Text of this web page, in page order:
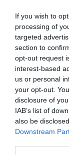
If you wish to
processing of
targeted
section to
opt-out request
interest-based
us or personal
your opt-out.
disclosure of
IAB’s list of
also be
Downstream
Lutein:Segíti a
Kollagén:
megőrzéséhez
Megosztás:
Címkék: